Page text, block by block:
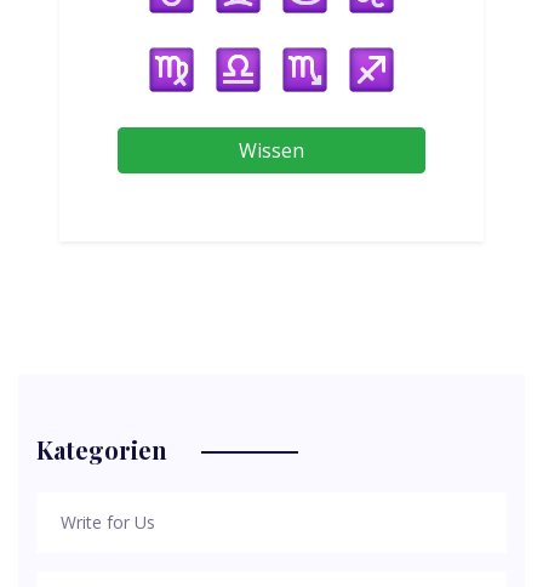
Wissen
Kategorien
Write for Us